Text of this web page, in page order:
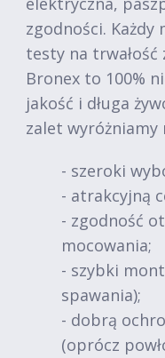
zgodności. Każdy
testy na trwałość
Bronex to 100%
jakość i długa
zalet wyróżniamy
- szeroki
- atrakcyjną
- zgodność
mocowania;
- szybki
spawania);
- dobrą
(oprócz